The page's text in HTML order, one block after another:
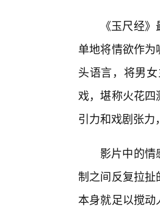
《玉尺经
单地将情欲作
头语言，将男
戏，堪称火花
引力和戏剧张力
影片中的
制之间反复拉
本身就足以搅